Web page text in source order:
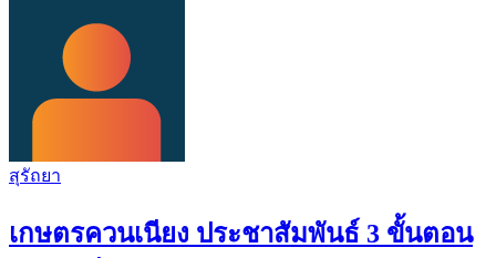
สุรัถยา
เกษตรควนเนียง ประชาสัมพันธ์ 3 ขั้นตอน